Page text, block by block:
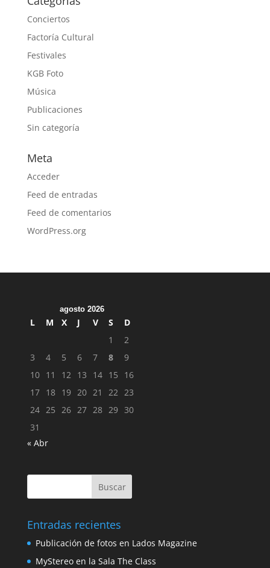
Conciertos
Factoría Cultural
Festivales
KGB Foto
Música
Publicaciones
Sin categoría
Meta
Acceder
Feed de entradas
Feed de comentarios
WordPress.org
agosto 2026
L M X J V S
D
1
2
3
4 5 6 7 8
9
10 11 12 13 14 15
16
17 18 19 20 21 22 23
24 25 26 27 28 29 30
31
« Abr
Entradas recientes
Publicación de fotos en Lados Magazine
MyStereo en la Sala The Class